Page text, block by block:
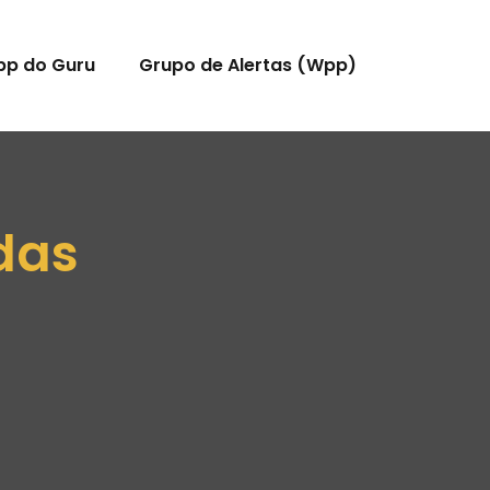
do Guru Grupo de Alertas (Wpp)